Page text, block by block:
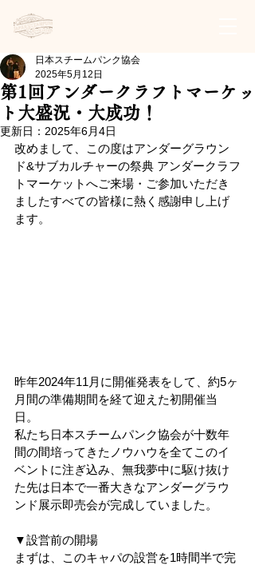
第1回アンダークラフトマーケッ
ト大盛況・大成功！
日本スチームパンク協会
2025年5月12日
更新日： 2025年6月4日
改めまして、この度はアンダーグラウン
ド&サブカルチャーの祭典 アンダークラフ
トマーケットへご来場・ご参加いただき
ましたすべての皆様に熱く感謝申し上げ
ます。
昨年2024年11月に開催発表をして、約5ヶ
月間の準備期間を経て迎えた初開催当
日。
私たち日本スチームパンク協会が十数年
間の間培ってきたノウハウを全てこのイ
ベントに注ぎ込み、無我夢中に駆け抜け
た先は日本で一番大きなアンダーグラウ
ンド展示即売会が完成していました。
▼設営前の開場
まずは、このキャパの設営を1時間半で完